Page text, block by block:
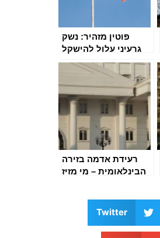
פוטין מזהיר: נשק
גרעיני עלול להישקל
אם אוקראינה תמשיך
להתקדם
רעידת אדמה בזירה
הבינלאומית – מי מזיז
Twitter